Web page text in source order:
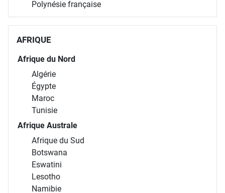
Polynésie française
AFRIQUE
Afrique du Nord
Algérie
Égypte
Maroc
Tunisie
Afrique Australe
Afrique du Sud
Botswana
Eswatini
Lesotho
Namibie